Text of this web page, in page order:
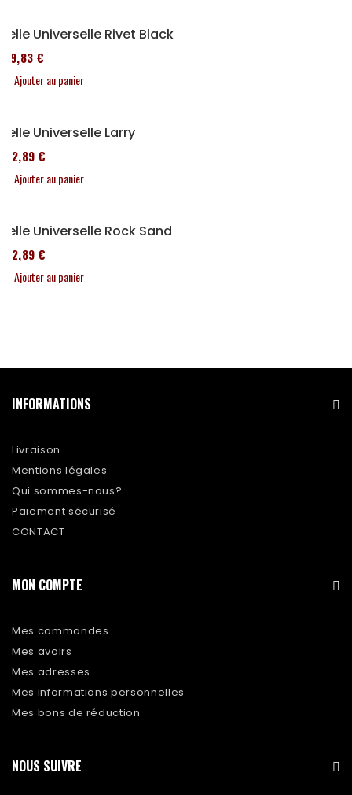
Selle Universelle Rivet Black
119,83 €
Ajouter au panier
Selle Universelle Larry
152,89 €
Ajouter au panier
Selle Universelle Rock Sand
152,89 €
Ajouter au panier
INFORMATIONS
Livraison
Mentions légales
Qui sommes-nous?
Paiement sécurisé
CONTACT
MON COMPTE
Mes commandes
Mes avoirs
Mes adresses
Mes informations personnelles
Mes bons de réduction
NOUS SUIVRE